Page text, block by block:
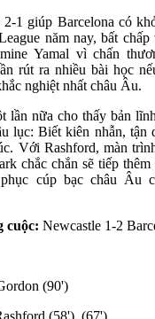
2-1 giúp Barcelona có
năm nay, bất
Yamal vì chấn
rút ra nhiều bài học
nghiệt nhất châu Âu.
lần nữa cho thấy bản
lục: Biết kiên nhẫn, tận
Với Rashford, màn
chắc chắn sẽ tiếp
cúp bạc châu Âu
cuộc: Newcastle 1-2
(90')
(58'), (67')